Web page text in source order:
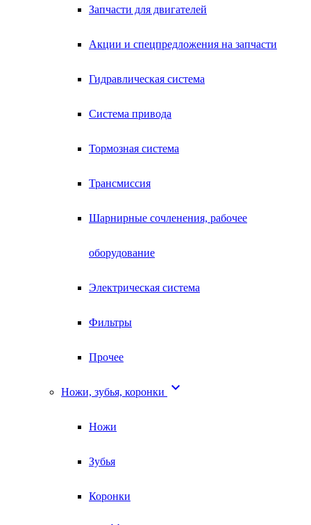
Запчасти для двигателей
Акции и спецпредложения на запчасти
Гидравлическая система
Система привода
Тормозная система
Трансмиссия
Шарнирные сочленения, рабочее
оборудование
Электрическая система
Фильтры
Прочее
Ножи, зубья, коронки 
Ножи
Зубья
Коронки